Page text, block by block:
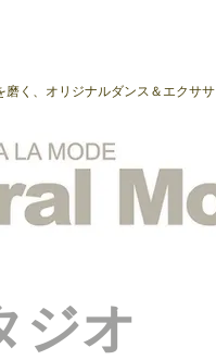
磨く、オリジナルダンス＆エクサ
ジオ